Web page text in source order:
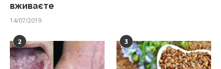
вживаєте
14/07/2019
2 3